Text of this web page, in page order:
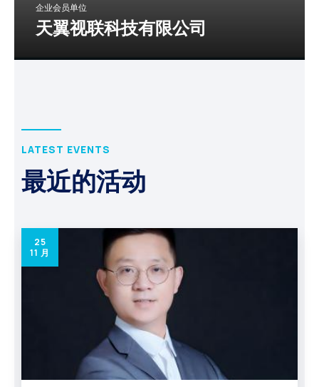
企业会员单位
天翼视联科技有限公司
LATEST EVENTS
最近的活动
25
11 月